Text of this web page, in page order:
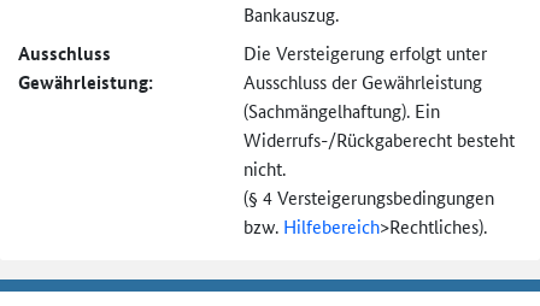
Bankauszug.
Ausschluss
Gewährleistung:
Die Versteigerung erfolgt unter
Ausschluss der Gewährleistung
(Sachmängel­haftung). Ein
Widerrufs-/Rückgaberecht besteht
nicht.
(§ 4 Versteigerungs­bedingungen
bzw. Hilfebereich>Rechtliches).